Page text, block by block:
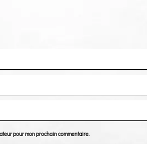
pour mon prochain commentaire.